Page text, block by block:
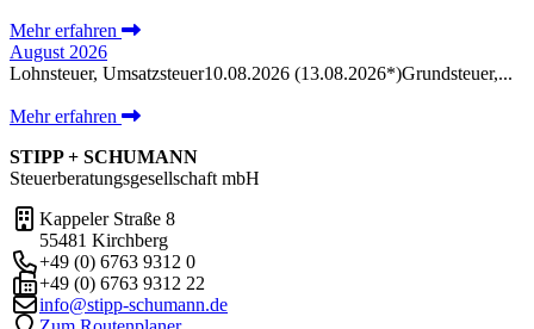
Mehr erfahren
August 2026
Lohnsteuer, Umsatzsteuer10.08.2026 (13.08.2026*)Grundsteuer,...
Mehr erfahren
STIPP + SCHUMANN
Steuerberatungsgesellschaft mbH
Kappeler Straße 8
55481 Kirchberg
+49 (0) 6763 9312 0
+49 (0) 6763 9312 22
info@stipp-schumann.de